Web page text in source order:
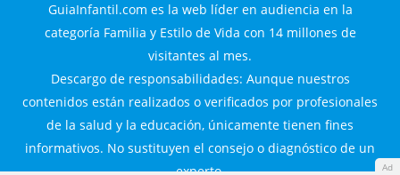
Ad
GuiaInfantil.com es la web líder en audiencia en la
categoría Familia y Estilo de Vida con 14 millones de
visitantes al mes.
Descargo de responsabilidades: Aunque nuestros
contenidos están realizados o verificados por profesionales
de la salud y la educación, únicamente tienen fines
informativos. No sustituyen el consejo o diagnóstico de un
experto.